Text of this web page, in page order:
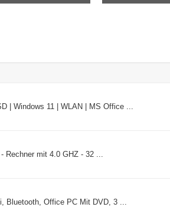
| Windows 11 | WLAN | MS Office ...
mit 4.0 GHZ - 32 ...
Bluetooth, Office PC Mit DVD, 3 ...